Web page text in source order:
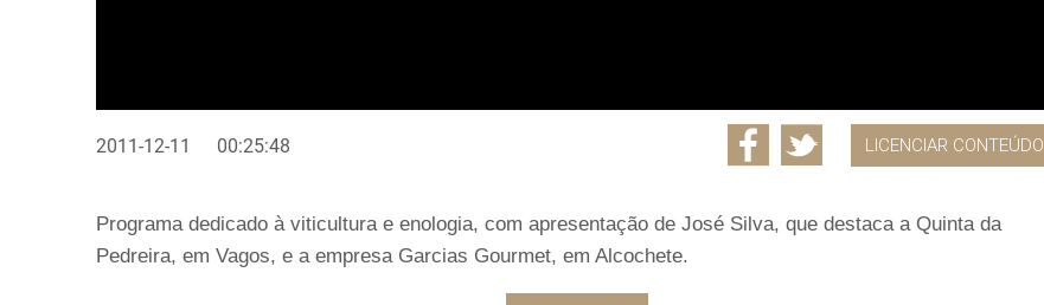
2011-12-11 00:25:48 LICENCIAR CONTEÚDO
Programa dedicado à viticultura e enologia, com apresentação de José Silva, que destaca a Quinta da
Pedreira, em Vagos, e a empresa Garcias Gourmet, em Alcochete.